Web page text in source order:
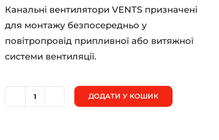
Канальні вентилятори VENTS призначені
для монтажу безпосередньо у
повітропровід припливної або витяжної
системи вентиляції.
ДОДАТИ У КОШИК